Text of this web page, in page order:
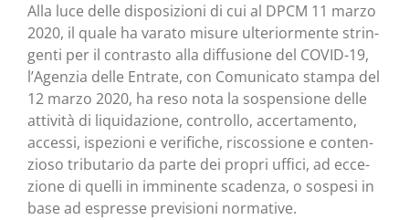
Alla luce del­le dispo­si­zio­ni di cui al DPCM 11 mar­zo
2020, il qua­le ha vara­to misu­re ulte­rior­men­te strin­
gen­ti per il con­tra­sto alla dif­fu­sio­ne del COVID-19,
l’A­gen­zia del­le Entra­te, con Comu­ni­ca­to stam­pa del
12 mar­zo 2020, ha reso nota la sospen­sio­ne del­le
atti­vi­tà di liqui­da­zio­ne, con­trol­lo, accer­ta­men­to,
acces­si, ispe­zio­ni e veri­fi­che, riscos­sio­ne e con­ten­
zio­so tri­bu­ta­rio da par­te dei pro­pri uffi­ci, ad ecce­
zio­ne di quel­li in immi­nen­te sca­den­za, o sospe­si in
base ad espres­se pre­vi­sio­ni normative.